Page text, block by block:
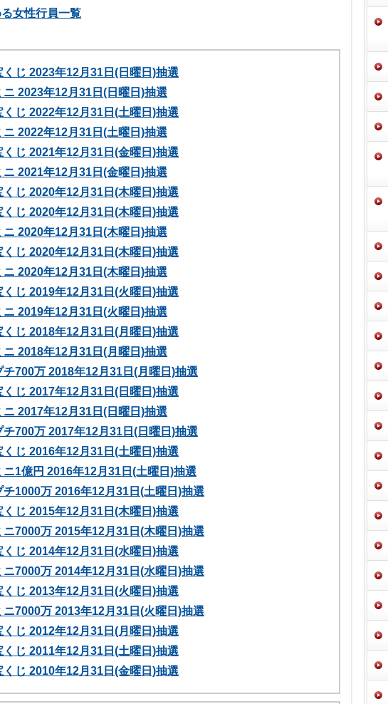
女性行員一覧
じ 2023年12月31日(日曜日)抽選
2023年12月31日(日曜日)抽選
じ 2022年12月31日(土曜日)抽選
2022年12月31日(土曜日)抽選
じ 2021年12月31日(金曜日)抽選
2021年12月31日(金曜日)抽選
じ 2020年12月31日(木曜日)抽選
じ 2020年12月31日(木曜日)抽選
2020年12月31日(木曜日)抽選
じ 2020年12月31日(木曜日)抽選
2020年12月31日(木曜日)抽選
じ 2019年12月31日(火曜日)抽選
2019年12月31日(火曜日)抽選
じ 2018年12月31日(月曜日)抽選
2018年12月31日(月曜日)抽選
700万 2018年12月31日(月曜日)抽選
じ 2017年12月31日(日曜日)抽選
2017年12月31日(日曜日)抽選
700万 2017年12月31日(日曜日)抽選
じ 2016年12月31日(土曜日)抽選
1億円 2016年12月31日(土曜日)抽選
1000万 2016年12月31日(土曜日)抽選
じ 2015年12月31日(木曜日)抽選
7000万 2015年12月31日(木曜日)抽選
じ 2014年12月31日(水曜日)抽選
7000万 2014年12月31日(水曜日)抽選
じ 2013年12月31日(火曜日)抽選
7000万 2013年12月31日(火曜日)抽選
じ 2012年12月31日(月曜日)抽選
じ 2011年12月31日(土曜日)抽選
じ 2010年12月31日(金曜日)抽選